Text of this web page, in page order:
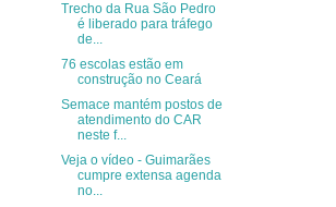
Trecho da Rua São Pedro
é liberado para tráfego
de...
76 escolas estão em
construção no Ceará
Semace mantém postos de
atendimento do CAR
neste f...
Veja o vídeo - Guimarães
cumpre extensa agenda
no...